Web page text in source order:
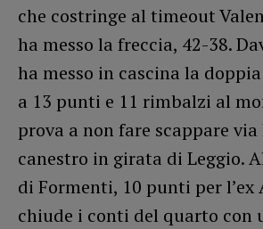
che costringe al timeout
ha messo la freccia, 42-38.
ha messo in cascina la
a 13 punti e 11 rimbalzi al
prova a non fare scappare via
canestro in girata di Leggio.
di Formenti, 10 punti per l’ex
chiude i conti del quarto con